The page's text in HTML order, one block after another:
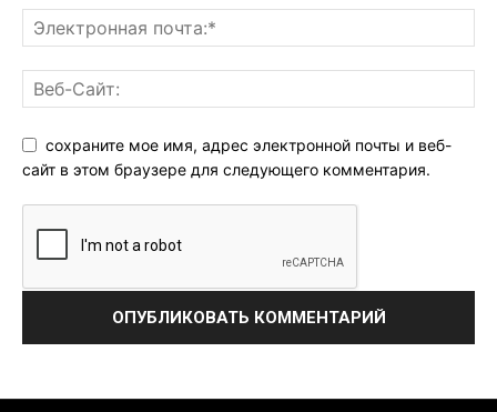
сохраните мое имя, адрес электронной почты и веб-
сайт в этом браузере для следующего комментария.